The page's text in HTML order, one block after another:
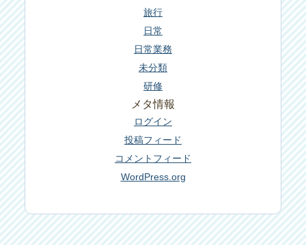
旅行
日常
日常業務
未分類
研修
メタ情報
ログイン
投稿フィード
コメントフィード
WordPress.org